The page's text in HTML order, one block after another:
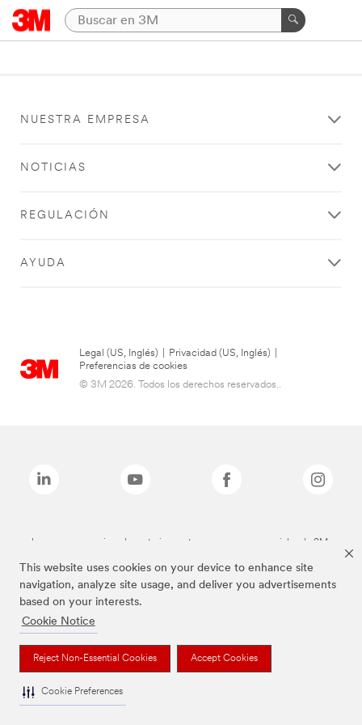
This website uses cookies on your device to enhance site
navigation, analyze site usage, and deliver you advertisements
based on your interests.
Cookie Notice
Reject Non-Essential Cookies Accept Cookies
Cookie Preferences
NUESTRA EMPRESA
NOTICIAS
REGULACIÓN
AYUDA
Legal (US, Inglés) Privacidad (US, Inglés)
Preferencias de cookies
© 3M 2026. Todos los derechos reservados..
Las marcas mencionadas anteriormente son marcas comerciales de 3M.